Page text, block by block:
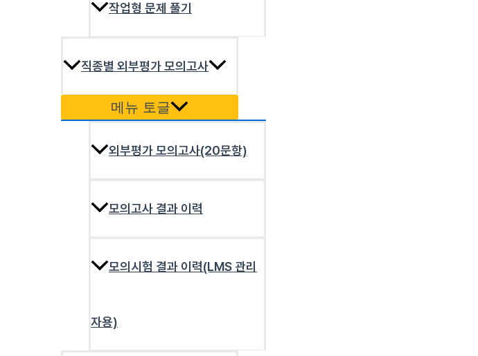
작업형 문제 풀기
직종별 외부평가 모의고사
메뉴 토글
외부평가 모의고사(20문항)
모의고사 결과 이력
모의시험 결과 이력(LMS 관리
자용)